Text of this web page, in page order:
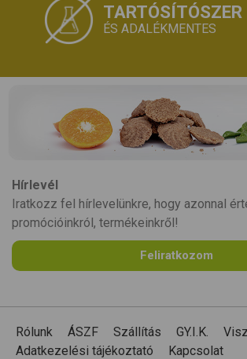
TARTÓSÍTÓSZER
ÉS ADALÉKMENTES
Hírlevél
Iratkozz fel hírlevelünkre, hogy azonnal
promócióinkról, termékeinkről!
Feliratkozom
Rólunk ÁSZF Szállítás GY.I.K.
Adatkezelési tájékoztató
Kapcsolat